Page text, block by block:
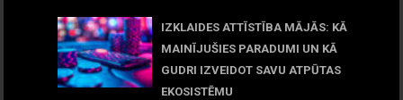
IZKLAIDES ATTĪSTĪBA MĀJĀS: KĀ
MAINĪJUŠIES PARADUMI UN KĀ
GUDRI IZVEIDOT SAVU ATPŪTAS
EKOSISTĒMU